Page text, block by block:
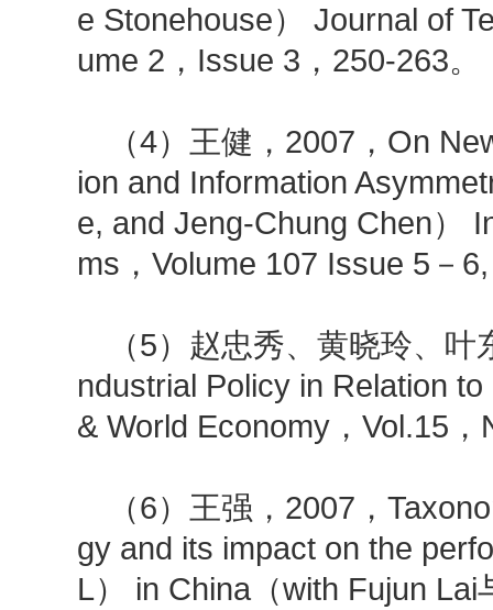
e Stonehouse） Journal of
ume 2，Issue 3，250-263
（4）王健，2007，On
ion and Information
e, and Jeng-Chung Chen）
ms，Volume 107 Issue 5－
（5）赵忠秀、黄晓玲、
ndustrial Policy in Relation
& World Economy，Vol.15
（6）王强，2007，
gy and its impact on the
L） in China（with Fujun